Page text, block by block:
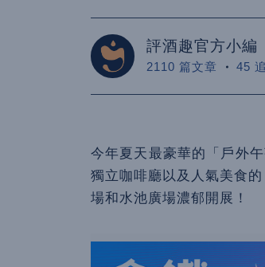
評酒趣官方小編
2110 篇文章 45
今年夏天最豪華的「戶外
獨立咖啡廳以及人氣美食
場和水池廣場濃郁開展！